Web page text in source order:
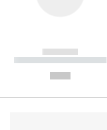
------------
----------- ----------- --------